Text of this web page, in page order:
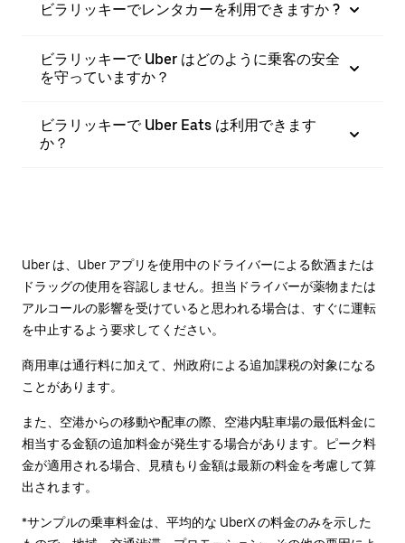
ビラリッキーでレンタカーを利用できますか ?
ビラリッキーで Uber はどのように乗客の安全
を守っていますか？
ビラリッキーで Uber Eats は利用できます
か？
Uber は、Uber アプリを使用中のドライバーによる飲酒または
ドラッグの使用を容認しません。担当ドライバーが薬物または
アルコールの影響を受けていると思われる場合は、すぐに運転
を中止するよう要求してください。
商用車は通行料に加えて、州政府による追加課税の対象になる
ことがあります。
また、空港からの移動や配車の際、空港内駐車場の最低料金に
相当する金額の追加料金が発生する場合があります。ピーク料
金が適用される場合、見積もり金額は最新の料金を考慮して算
出されます。
*サンプルの乗車料金は、平均的な UberX の料金のみを示した